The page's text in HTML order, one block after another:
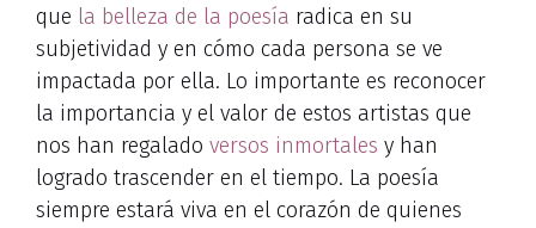
que la belleza de la poesía radica en su
subjetividad y en cómo cada persona se ve
impactada por ella. Lo importante es reconocer
la importancia y el valor de estos artistas que
nos han regalado versos inmortales y han
logrado trascender en el tiempo. La poesía
siempre estará viva en el corazón de quienes